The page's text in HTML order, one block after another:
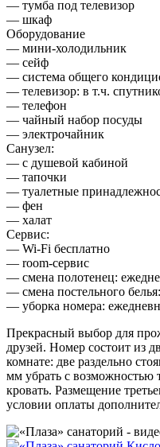
— тумба под телевизор
— шкаф
Оборудование
— мини-холодильник
— сейф
— система общего
— телевизор: в т.ч.
— телефон
— чайный набор посуды
— электрочайник
Санузел:
— с душевой кабиной
— тапочки
— туалетные
— фен
— халат
Сервис:
— Wi-Fi бесплатно
— room-сервис
— смена полотенец:
— смена постельного
— уборка номера:
Прекрасный выбор для
друзей. Номер состоит из
комнате: две раздельно
мм убрать с возможностью
кровать. Размещение
условии оплаты